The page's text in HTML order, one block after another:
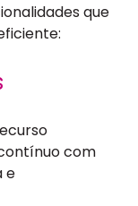
que
com
e